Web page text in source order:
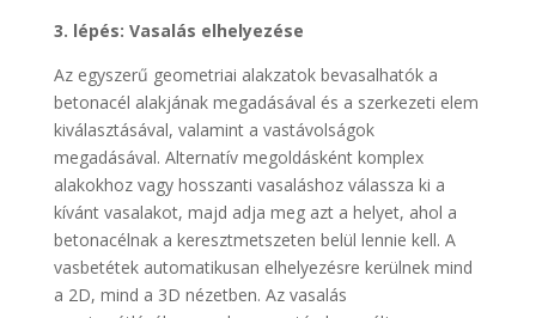
3. lépés: Vasalás elhelyezése
Az egyszerű geometriai alakzatok bevasalhatók a
betonacél alakjának megadásával és a szerkezeti elem
kiválasztásával, valamint a vastávolságok
megadásával. Alternatív megoldásként komplex
alakokhoz vagy hosszanti vasaláshoz válassza ki a
kívánt vasalakot, majd adja meg azt a helyet, ahol a
betonacélnak a keresztmetszeten belül lennie kell. A
vasbetétek automatikusan elhelyezésre kerülnek mind
a 2D, mind a 3D nézetben. Az vasalás